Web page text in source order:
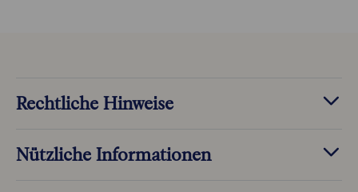
Rechtliche Hinweise
Nützliche Informationen